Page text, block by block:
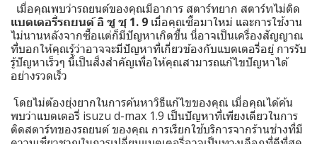
เมื่อคุณพบว่ารถยนต์ของคุณมีอาการ สตาร์ทยาก สตาร์ทไม่ติด
แบตเตอรี่รถยนต์ อิ ซู ซุ 1. 9 เมื่อคุณซื้อมาใหม่ และการใช้งาน
ไม่นานหลังจากซื้อเเต่ก็มีปัญหาเกิดขึ้น นี่อาจเป็นเครื่องสัญญาณ
ที่บอกให้คุณรู้ว่าอาจจะมีปัญหาที่เกี่ยวข้องกับแบตเตอรี่อยู่ การรับ
รู้ปัญหาเร็วๆ นี้เป็นสิ่งสำคัญเพื่อให้คุณสามารถแก้ไขปัญหาได้
อย่างรวดเร็ว
โดยไม่ต้องยุ่งยากในการค้นหาวิธีแก้ไขของคุณ เมื่อคุณได้ค้น
พบว่าแบตเตอรี่ isuzu d-max 1.9 เป็นปัญหาที่เพียงเดียวในการ
ติดสตาร์ทของรถยนต์ ของคุณ การเรียกใช้บริการจากร้านช่างที่มี